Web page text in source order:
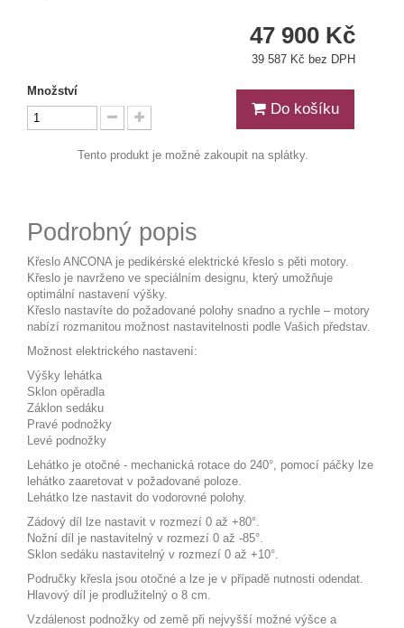
47 900 Kč
39 587 Kč bez DPH
Množství
Do košíku
Tento produkt je možné zakoupit na splátky.
Podrobný popis
Křeslo ANCONA je pedikérské elektrické křeslo s pěti motory.
Křeslo je navrženo ve speciálním designu, který umožňuje
optimální nastavení výšky.
Křeslo nastavíte do požadované polohy snadno a rychle – motory
nabízí rozmanitou možnost nastavitelnosti podle Vašich představ.
Možnost elektrického nastavení:
Výšky lehátka
Sklon opěradla
Záklon sedáku
Pravé podnožky
Levé podnožky
Lehátko je otočné - mechanická rotace do 240°, pomocí páčky lze
lehátko zaaretovat v požadované poloze.
Lehátko lze nastavit do vodorovné polohy.
Zádový díl lze nastavit v rozmezí 0 až +80°.
Nožní díl je nastavitelný v rozmezí 0 až -85°.
Sklon sedáku nastavitelný v rozmezí 0 až +10°.
Područky křesla jsou otočné a lze je v případě nutnosti odendat.
Hlavový díl je prodlužitelný o 8 cm.
Vzdálenost podnožky od země při nejvyšší možné výšce a